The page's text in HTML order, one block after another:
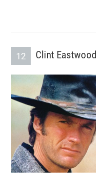
12 Clint Eastwood